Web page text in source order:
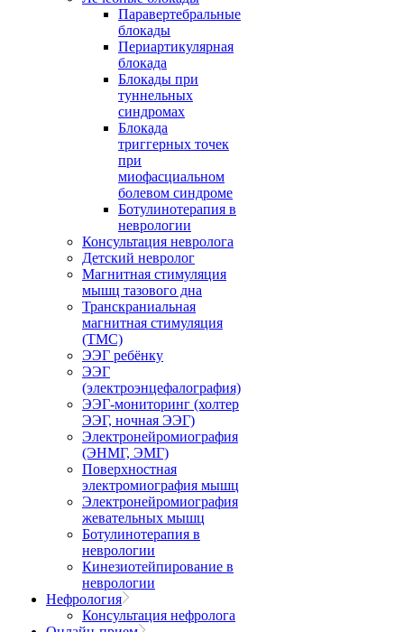
Паравертебральные
блокады
Периартикулярная
блокада
Блокады при
туннельных
синдромах
Блокада
триггерных точек
при
миофасциальном
болевом синдроме
Ботулинотерапия в
неврологии
Консультация невролога
Детский невролог
Магнитная стимуляция
мышц тазового дна
Транскраниальная
магнитная стимуляция
(ТМС)
ЭЭГ ребёнку
ЭЭГ
(электроэнцефалография)
ЭЭГ-мониторинг (холтер
ЭЭГ, ночная ЭЭГ)
Электронейромиография
(ЭНМГ, ЭМГ)
Поверхностная
электромиография мышц
Электронейромиография
жевательных мышц
Ботулинотерапия в
неврологии
Кинезиотейпирование в
неврологии
Нефрология
Консультация нефролога